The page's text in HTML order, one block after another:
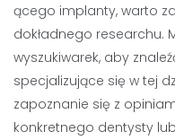
ącego implanty, warto
dokładnego researchu.
wyszukiwarek, aby
specjalizujące się w tej
zapoznanie się z
konkretnego dentysty